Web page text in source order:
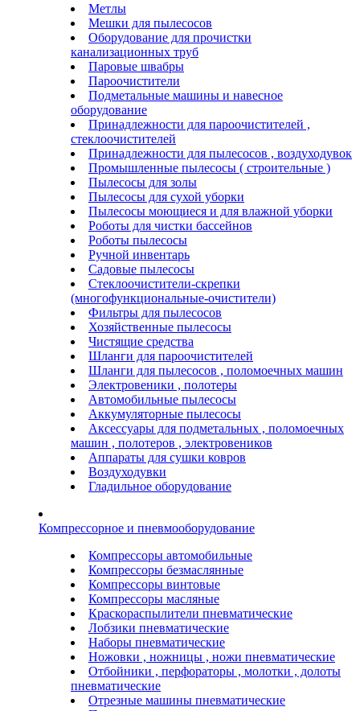
Метлы
Мешки для пылесосов
Оборудование для прочистки
канализационных труб
Паровые швабры
Пароочистители
Подметальные машины и навесное
оборудование
Принадлежности для пароочистителей ,
стеклоочистителей
Принадлежности для пылесосов , воздуходувок
Промышленные пылесосы ( строительные )
Пылесосы для золы
Пылесосы для сухой уборки
Пылесосы моющиеся и для влажной уборки
Роботы для чистки бассейнов
Роботы пылесосы
Ручной инвентарь
Садовые пылесосы
Стеклоочистители-скрепки
(многофункциональные-очистители)
Фильтры для пылесосов
Хозяйственные пылесосы
Чистящие средства
Шланги для пароочистителей
Шланги для пылесосов , поломоечных машин
Электровеники , полотеры
Автомобильные пылесосы
Аккумуляторные пылесосы
Аксессуары для подметальных , поломоечных
машин , полотеров , электровеников
Аппараты для сушки ковров
Воздуходувки
Гладильное оборудование
Компрессорное и пневмооборудование
Компрессоры автомобильные
Компрессоры безмаслянные
Компрессоры винтовые
Компрессоры масляные
Краскораспылители пневматические
Лобзики пневматические
Наборы пневматические
Ножовки , ножницы , ножи пневматические
Отбойники , перфораторы , молотки , долоты
пневматические
Отрезные машины пневматические